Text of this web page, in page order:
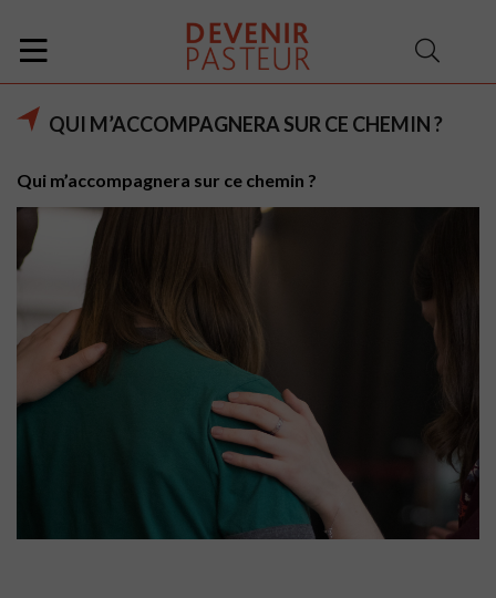
QUI M’ACCOMPAGNERA SUR CE CHEMIN ?
Qui m’accompagnera sur ce chemin ?